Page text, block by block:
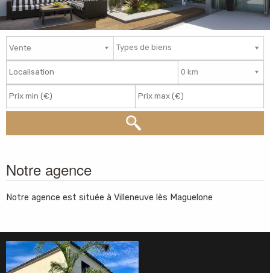
Types de biens
Notre agence
Notre agence est située à Villeneuve lès Maguelone